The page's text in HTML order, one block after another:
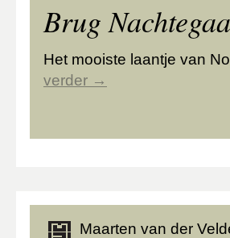
Brug
Het mooiste laantje van
verder →
Maarten van der